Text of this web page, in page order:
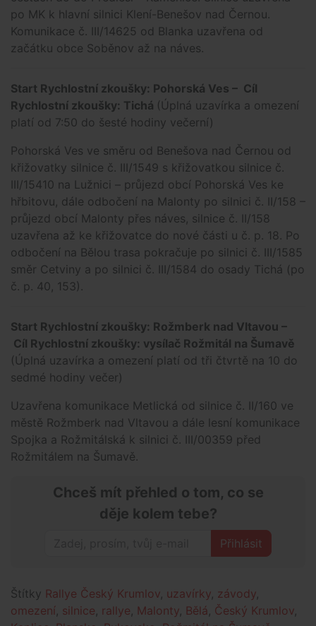
po MK k hlavní silnici Klení-Benešov nad Černou.
Komunikace č. III/14625 od Blanka uzavřena od
začátku obce Soběnov až na náves.
Start Rychlostní zkoušky: Pohorská Ves – Cíl
Rychlostní zkoušky: Tichá (Úplná uzavírka a omezení
platí od 7:50 do šesté hodiny večerní)
Pohorská Ves ve směru od Benešova nad Černou od
křižovatky silnice č. III/1549 s křižovatkou silnice č.
III/15410 na Lužnici – průjezd obcí Pohorská Ves ke
hřbitovu, dále odbočení na Malonty po silnici č. II/158 –
průjezd obcí Malonty přes náves, silnice č. II/158
uzavřena až ke křižovatce do nové části u č. p. 18. Po
odbočení na Bělou trasa pokračuje po silnici č. III/1585
směr Cetviny a po silnici č. III/1584 do osady Tichá (po
č. p. 40, 153).
Start Rychlostní zkoušky: Rožmberk nad Vltavou –
Cíl Rychlostní zkoušky: vysílač Rožmitál na Šumavě
(Úplná uzavírka a omezení platí od tři čtvrtě na 10 do
sedmé hodiny večer)
Uzavřena komunikace Metlická od silnice č. II/160 ve
městě Rožmberk nad Vltavou a dále lesní komunikace
Spojka a Rožmitálská k silnici č. III/00359 před
Rožmitálem na Šumavě.
Chceš mít přehled o tom, co se
děje kolem tebe?
Přihlásit
Štítky Rallye Český Krumlov uzavírky závody
omezení silnice rallye Malonty Bělá Český Krumlov